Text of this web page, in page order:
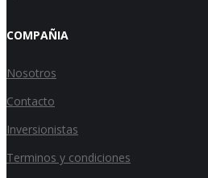
COMPAÑIA
Nosotros
Contacto
Inversionistas
Terminos y condiciones